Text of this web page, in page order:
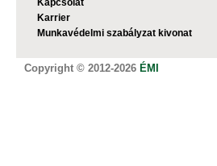
Karrier
Munkavédelmi szabályzat kivonat
Copyright © 2012-2026 ÉMI